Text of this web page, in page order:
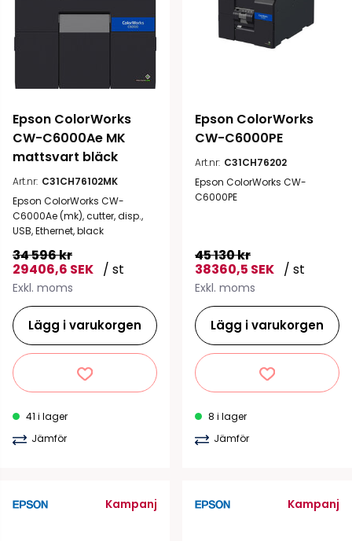
Epson ColorWorks
CW-C6000Ae MK
mattsvart bläck
Art.nr: C31CH76102MK
Epson ColorWorks CW-
C6000Ae (mk), cutter, disp.,
USB, Ethernet, black
34 596 kr
29406,6 SEK / st
Exkl. moms
Lägg i varukorgen
41 i lager
Jämför
Epson ColorWorks
CW-C6000PE
Art.nr: C31CH76202
Epson ColorWorks CW-
C6000PE
45 130 kr
38360,5 SEK / st
Exkl. moms
Lägg i varukorgen
8 i lager
Jämför
Kampanj Kampanj